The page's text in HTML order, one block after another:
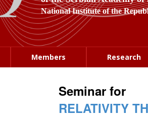
National Institute of the
Members Research
Seminar for
RELATIVITY